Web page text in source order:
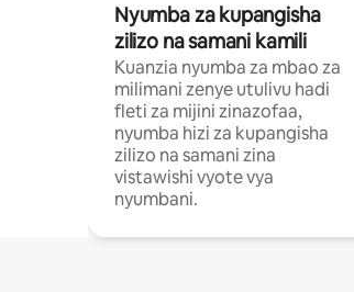
Nyumba za kupangisha
zilizo na samani kamili
Kuanzia nyumba za mbao za
milimani zenye utulivu hadi
fleti za mijini zinazofaa,
nyumba hizi za kupangisha
zilizo na samani zina
vistawishi vyote vya
nyumbani.